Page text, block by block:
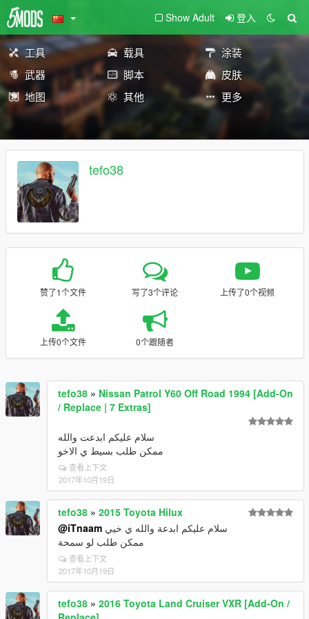
Show Adult 登入
工具 载具
涂装
武器
脚本
皮肤
地图
其他 更多
tefo38
赞了1个文件 写了3个评论 上传了0个视频
上传0个文件 0个跟随者
tefo38 » Nissan Patrol Y60 Off Road 1994 [Add-On
/ Replace | 7 Extras]
سلام عليكم ابدعت والله
ممكن طلب بسيط ي الاخو
查看上下文
2017年10月19日
tefo38 » 2015 Toyota Hilux
@iTnaam سلام عليكم ابدعة والله ي خيي
ممكن طلب لو سمحة
查看上下文
2017年10月19日
tefo38 » 2016 Toyota Land Cruiser VXR [Add-On /